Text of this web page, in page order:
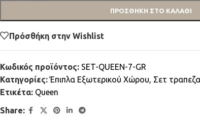
ΠΡΟΣΘΉΚΗ ΣΤΟ ΚΑΛΆΘΙ
Πρόσθήκη στην Wishlist
Κωδικός προϊόντος: SET-QUEEN-7-GR
Κατηγορίες: Έπιπλα Εξωτερικού Χώρου, Σετ
Ετικέτα: Queen
Share: